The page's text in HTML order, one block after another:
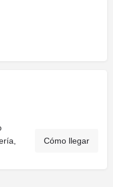
Cómo llegar